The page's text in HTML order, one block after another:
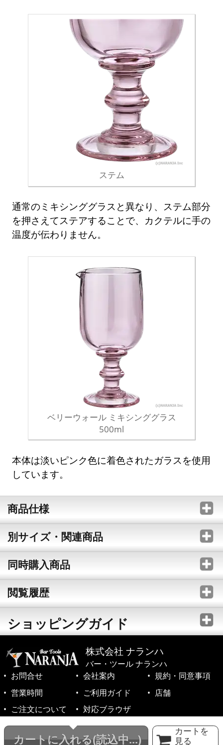
カートに入れる(読込中...)
カートを
見る
ステム
通常のミキシンググラスと異なり、ステム部分
を押さえてステアすることで、カクテルに手の
温度が伝わりません。
ベリーウォール ミキシンググラス
500ml
本体は淡いピンク色に着色されたガラスを使用
しています。
商品仕様
別サイズ・関連商品
同時購入商品
閲覧履歴
ショッピングガイド
株式会社 ナランハ
バー・ツール ナランハ
お問合せ
会社案内
規約・同意事項
営業時間
ご利用ガイド
店舗
ご注文について
対応ブラウザ
©1999-2026 NARANJA Inc. All Rights Reserved.